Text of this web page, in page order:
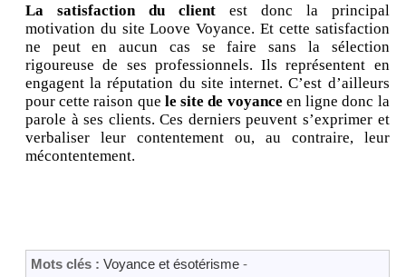
La satisfaction du clientest donc la principal
motivation du site Loove Voyance. Et cette satisfaction
ne peut en aucun cas se faire sans la sélection
rigoureuse de ses professionnels. Ils représentent en
engagent la réputation du site internet. C’est d’ailleurs
pour cette raison que le site de voyance en ligne donc la
parole à ses clients. Ces derniers peuvent s’exprimer et
verbaliser leur contentement ou, au contraire, leur
mécontentement.
Mots clés : Voyance et ésotérisme -